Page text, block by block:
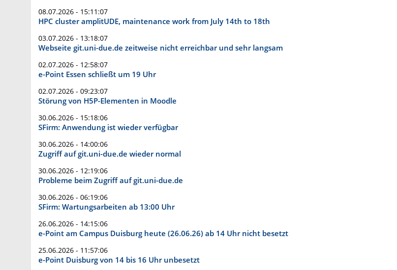
08.07.2026 - 15:11:07
HPC cluster amplitUDE, maintenance work from July 14th to 18th
03.07.2026 - 13:18:07
Webseite git.uni-due.de zeitweise nicht erreichbar und sehr langsam
02.07.2026 - 12:58:07
e-Point Essen schließt um 19 Uhr
02.07.2026 - 09:23:07
Störung von H5P-Elementen in Moodle
30.06.2026 - 15:18:06
SFirm: Anwendung ist wieder verfügbar
30.06.2026 - 14:00:06
Zugriff auf git.uni-due.de wieder normal
30.06.2026 - 12:19:06
Probleme beim Zugriff auf git.uni-due.de
30.06.2026 - 06:19:06
SFirm: Wartungsarbeiten ab 13:00 Uhr
26.06.2026 - 14:15:06
e-Point am Campus Duisburg heute (26.06.26) ab 14 Uhr nicht besetzt
25.06.2026 - 11:57:06
e-Point Duisburg von 14 bis 16 Uhr unbesetzt